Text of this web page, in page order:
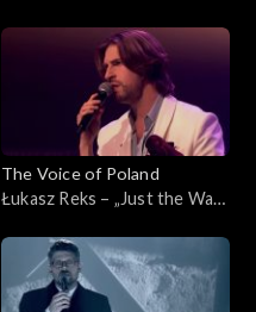
Live 3, 22 listopada 2025
The Voice of Poland
Łukasz Reks – „Just the Way
Poland”, Live 3, 22 listopada
2025